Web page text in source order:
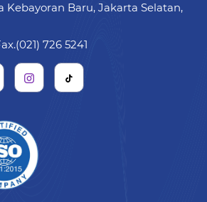
Kebayoran Baru, Jakarta Selatan,
726 5241